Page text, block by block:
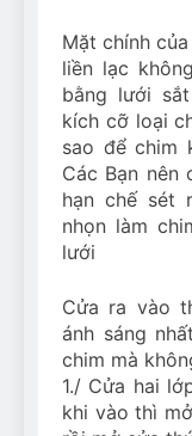
Mặt chính
liền lạc
bằng lưới
kích cỡ loại
sao để chim
Các Bạn
hạn chế sét
nhọn làm
lưới
Cửa ra vào
ánh sáng
chim mà
1./ Cửa hai
khi vào thì